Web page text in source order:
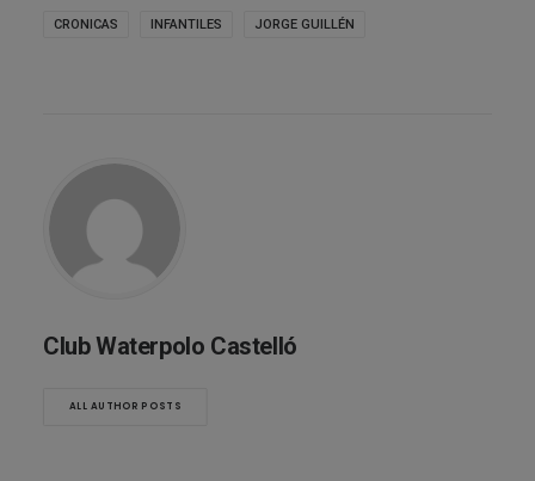
CRONICAS INFANTILES JORGE GUILLÉN
Club Waterpolo Castelló
ALL AUTHOR POSTS